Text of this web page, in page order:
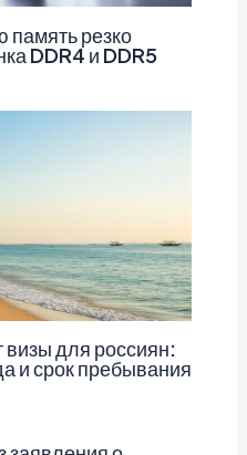
память резко
DDR4 и DDR5
для россиян:
и срок пребывания